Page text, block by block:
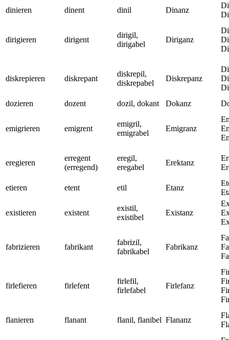
dinieren dinent dinil Dinanz
dirigieren dirigent
dirigil,
dirigabel
Diriganz
diskrepieren diskrepant
diskrepil,
diskrepabel
Diskrepanz
dozieren
dozent dozil, dokant Dokanz
emigrieren emigrent
emigril,
emigrabel
Emigranz
eregieren
erregent
(erregend)
eregil,
eregabel
Erektanz
etieren etent etil Etanz
existieren existent
existil,
existibel
Existanz
fabrizieren fabrikant
fabrizil,
fabrikabel
Fabrikanz
firlefieren firlefent
firlefil,
firlefabel
Firlefanz
flanieren flanant flanil, flanibel Flananz